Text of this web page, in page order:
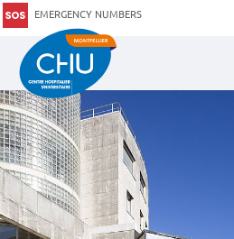
EMERGENCY NUMBERS